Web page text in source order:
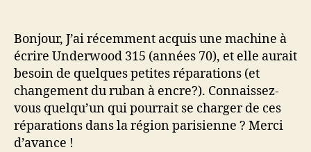
Bonjour, J’ai récemment acquis une machine à
écrire Underwood 315 (années 70), et elle aurait
besoin de quelques petites réparations (et
changement du ruban à encre?). Connaissez-
vous quelqu’un qui pourrait se charger de ces
réparations dans la région parisienne ? Merci
d’avance !